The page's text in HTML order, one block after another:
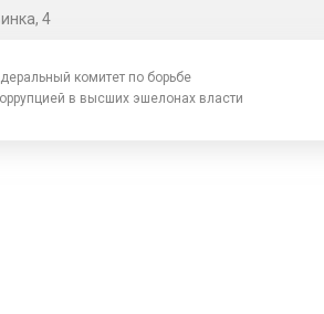
4
комитет по борьбе
в высших эшелонах власти